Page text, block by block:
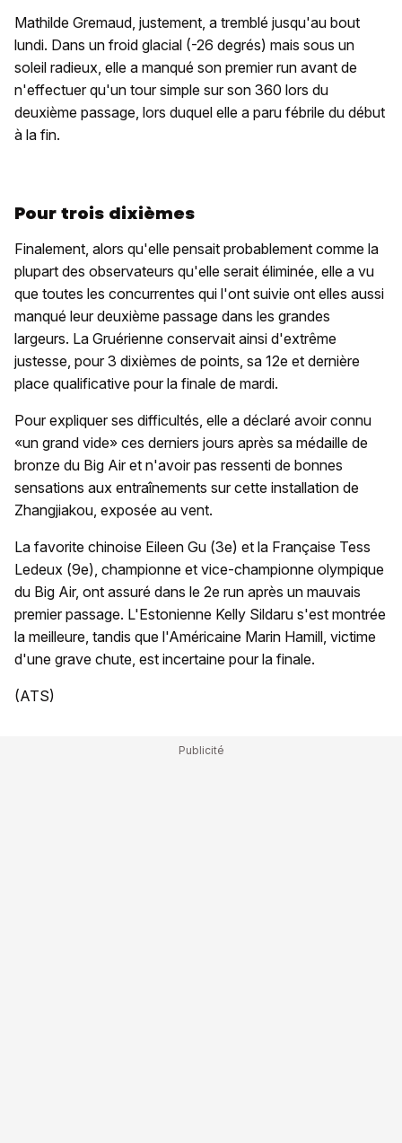
Mathilde Gremaud, justement, a tremblé jusqu'au bout
lundi. Dans un froid glacial (-26 degrés) mais sous un
soleil radieux, elle a manqué son premier run avant de
n'effectuer qu'un tour simple sur son 360 lors du
deuxième passage, lors duquel elle a paru fébrile du début
à la fin.
Pour trois dixièmes
Finalement, alors qu'elle pensait probablement comme la
plupart des observateurs qu'elle serait éliminée, elle a vu
que toutes les concurrentes qui l'ont suivie ont elles aussi
manqué leur deuxième passage dans les grandes
largeurs. La Gruérienne conservait ainsi d'extrême
justesse, pour 3 dixièmes de points, sa 12e et dernière
place qualificative pour la finale de mardi.
Pour expliquer ses difficultés, elle a déclaré avoir connu
«un grand vide» ces derniers jours après sa médaille de
bronze du Big Air et n'avoir pas ressenti de bonnes
sensations aux entraînements sur cette installation de
Zhangjiakou, exposée au vent.
La favorite chinoise Eileen Gu (3e) et la Française Tess
Ledeux (9e), championne et vice-championne olympique
du Big Air, ont assuré dans le 2e run après un mauvais
premier passage. L'Estonienne Kelly Sildaru s'est montrée
la meilleure, tandis que l'Américaine Marin Hamill, victime
d'une grave chute, est incertaine pour la finale.
(ATS)